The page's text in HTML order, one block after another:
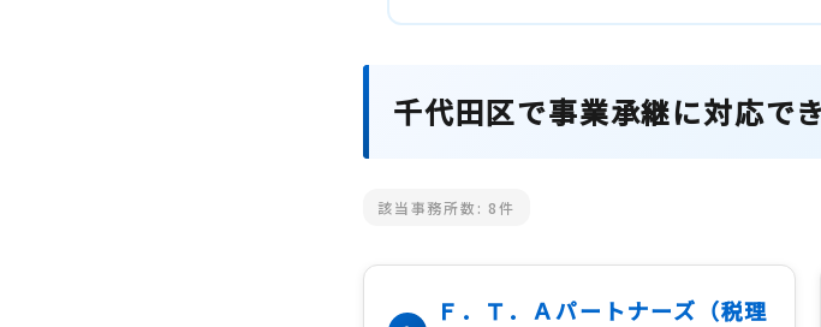
千代田区で事業承継に対応で
該当事務所数: 8件
Ｆ．Ｔ．Ａパートナーズ（税理